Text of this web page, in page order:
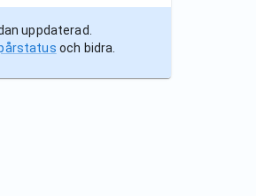
uppdaterad.
och bidra.